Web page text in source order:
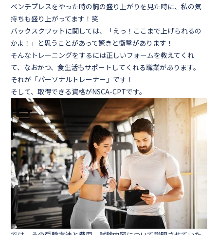
ベンチプレスをやった時の胸の盛り上がりを見た時に、私の気
持ちも盛り上がってます！笑
バックスクワットに関しては、「えっ！ここまで上げられるの
かよ！」と思うことがあって驚きと衝撃があります！
そんなトレーニングをするには正しいフォームを教えてくれ
て、なおかつ、食生活もサポートしてくれる職業があります。
それが「パーソナルトレーナー」です！
そして、取得できる資格がNSCA-CPTです。